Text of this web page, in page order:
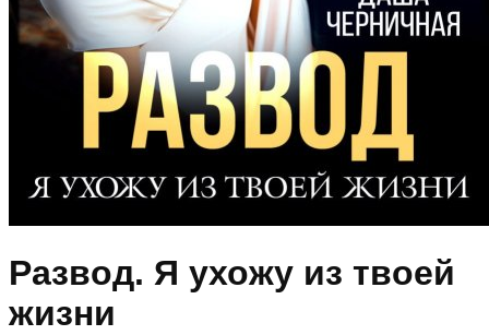
Развод. Я ухожу из твоей
жизни